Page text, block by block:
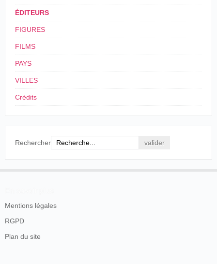
ÉDITEURS
FIGURES
FILMS
PAYS
VILLES
Crédits
Rechercher
Mentions légales
RGPD
Plan du site